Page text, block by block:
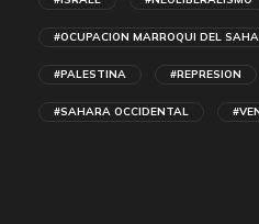
#OCUPACION MARROQUI DEL
#PALESTINA #REPRESION
#SAHARA OCCIDENTAL